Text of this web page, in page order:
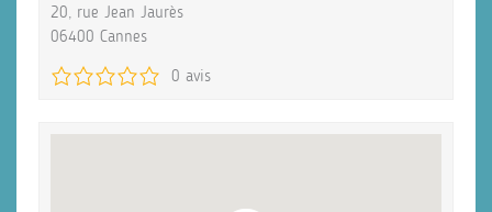
20, rue Jean Jaurès
06400 Cannes
0 avis